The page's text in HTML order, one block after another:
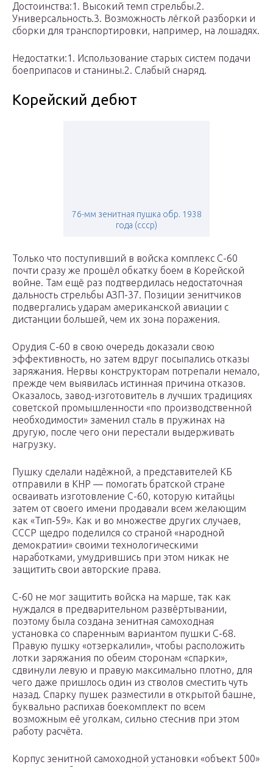
Достоинства:1. Высокий темп стрельбы.2.
Универсальность.3. Возможность лёгкой разборки и
сборки для транспортировки, например, на лошадях.
Недостатки:1. Использование старых систем подачи
боеприпасов и станины.2. Слабый снаряд.
Корейский дебют
76-мм зенитная пушка обр. 1938
года (ссср)
Только что поступивший в войска комплекс С-60
почти сразу же прошёл обкатку боем в Корейской
войне. Там ещё раз подтвердилась недостаточная
дальность стрельбы АЗП-37. Позиции зенитчиков
подвергались ударам американской авиации с
дистанции большей, чем их зона поражения.
Орудия С-60 в свою очередь доказали свою
эффективность, но затем вдруг посыпались отказы
заряжания. Нервы конструкторам потрепали немало,
прежде чем выявилась истинная причина отказов.
Оказалось, завод-изготовитель в лучших традициях
советской промышленности «по производственной
необходимости» заменил сталь в пружинах на
другую, после чего они перестали выдерживать
нагрузку.
Пушку сделали надёжной, а представителей КБ
отправили в КНР — помогать братской стране
осваивать изготовление С-60, которую китайцы
затем от своего имени продавали всем желающим
как «Тип-59». Как и во множестве других случаев,
СССР щедро поделился со страной «народной
демократии» своими технологическими
наработками, умудрившись при этом никак не
защитить свои авторские права.
С-60 не мог защитить войска на марше, так как
нуждался в предварительном развёртывании,
поэтому была создана зенитная самоходная
установка со спаренным вариантом пушки С-68.
Правую пушку «отзеркалили», чтобы расположить
лотки заряжания по обеим сторонам «спарки»,
сдвинули левую и правую максимально плотно, для
чего даже пришлось один из стволов сместить чуть
назад. Спарку пушек разместили в открытой башне,
буквально распихав боекомплект по всем
возможным её уголкам, сильно стеснив при этом
работу расчёта.
Корпус зенитной самоходной установки «объект 500»